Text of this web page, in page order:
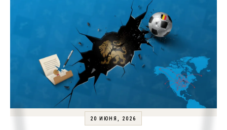
20 ИЮНЯ, 2026